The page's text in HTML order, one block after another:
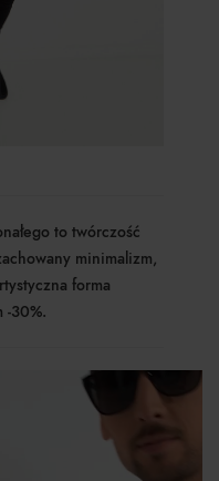
to twórczość
minimalizm,
forma
-30%.